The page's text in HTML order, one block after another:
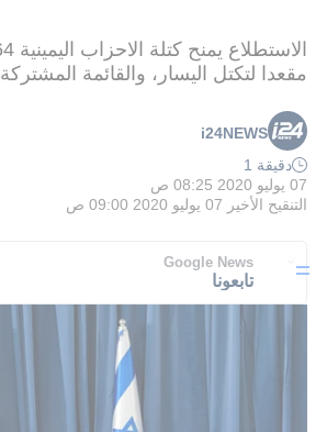
مقعدا لتكتل اليسار، والقائمة المشتركة 15 مقعدا
i24NEWS
دقيقة 1
07 يوليو 2020 08:25 ص
التنقيح الأخير 07 يوليو 2020 09:00 ص
Google News
تابعونا